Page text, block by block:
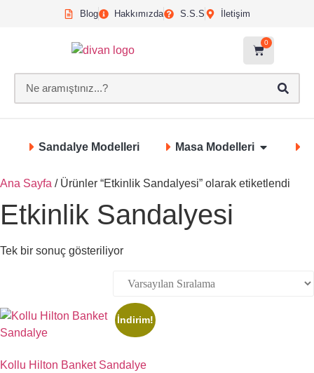
Blog Hakkımızda S.S.S İletişim
0
Sandalye Modelleri Masa Modelleri
Ana Sayfa / Ürünler “Etkinlik Sandalyesi” olarak etiketlendi
Etkinlik Sandalyesi
Tek bir sonuç gösteriliyor
İndirim!
Kollu Hilton Banket Sandalye